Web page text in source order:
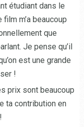
étudiant dans le
m’a beaucoup
que
Je pense qu’il
est une grande
!
prix sont beaucoup
ta contribution en